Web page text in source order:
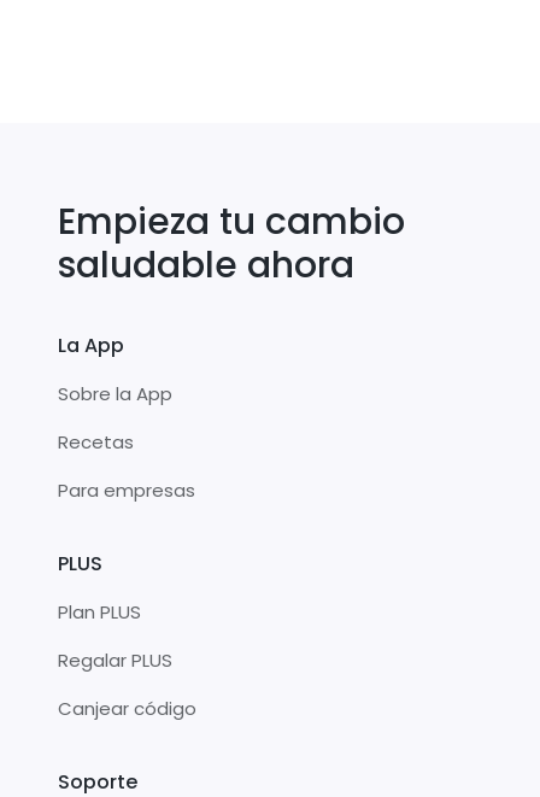
Empieza tu cambio
saludable ahora
La App
Sobre la App
Recetas
Para empresas
PLUS
Plan PLUS
Regalar PLUS
Canjear código
Soporte